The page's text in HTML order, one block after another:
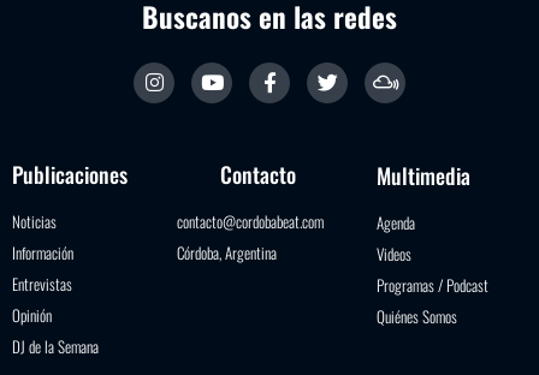
Buscanos en las redes
Publicaciones
Noticias
Información
Entrevistas
Opinión
DJ de la Semana
Contacto
contacto@cordobabeat.com
Córdoba, Argentina
Multimedia
Agenda
Videos
Programas / Podcast
Quiénes Somos